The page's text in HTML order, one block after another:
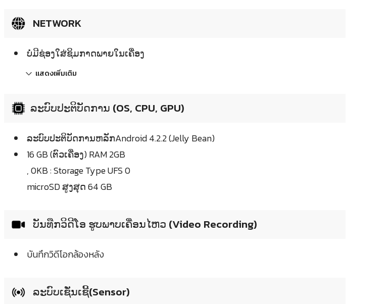
NETWORK
ບໍ່ມີຊ່ອງໃສ່ຊິມກາດພາຍໃນເຄື່ອງ
แสดงเพิ่มเติม
ລະບົບປະຕິບັດການ (OS, CPU, GPU)
ລະບົບປະຕິບັດການຫລັກAndroid 4.2.2 (Jelly Bean)
16 GB (ຕົວເຄື່ອງ) RAM 2GB
, 0KB : Storage Type UFS 0
microSD ສູງສຸດ 64 GB
ບັນທືກວິດີໂອ ຮູບພາບເຄື່ອນໄຫວ (Video Recording)
บันทึกวิดีโอกล้องหลัง
ລະບົບເຊັ່ນເຊີ້(Sensor)